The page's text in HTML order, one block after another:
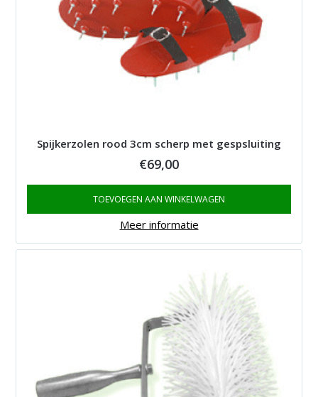
Spijkerzolen rood 3cm scherp met gespsluiting
€69,00
TOEVOEGEN AAN WINKELWAGEN
Meer informatie